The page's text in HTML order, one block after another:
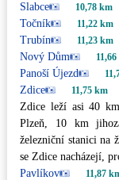
Slabce 10,78 km
Točník 11,22 km
Trubín 11,23 km
Nový Dům
Panoší Újezd
Zdice 11,75 km
Zdice leží asi 40
Plzeň, 10 km
železniční stanici na
se Zdice nacházejí,
Pavlíkov
11,87